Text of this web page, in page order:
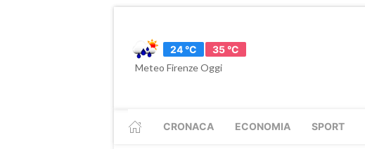
24 °C
35 °C
Meteo Firenze Oggi
CRONACA ECONOMIA SPORT